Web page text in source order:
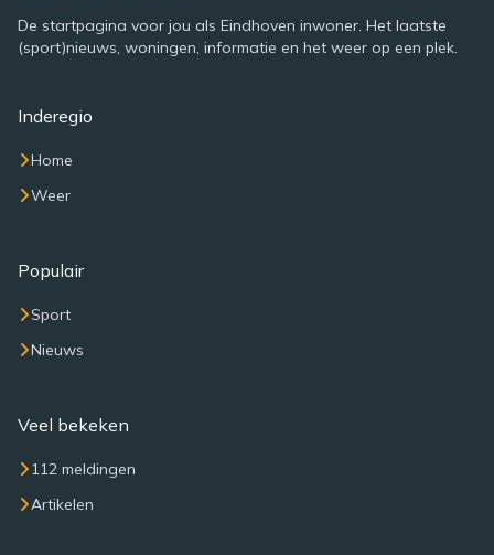
De startpagina voor jou als Eindhoven inwoner. Het laatste
(sport)nieuws, woningen, informatie en het weer op een plek.
Inderegio
Home
Weer
Populair
Sport
Nieuws
Veel bekeken
112 meldingen
Artikelen